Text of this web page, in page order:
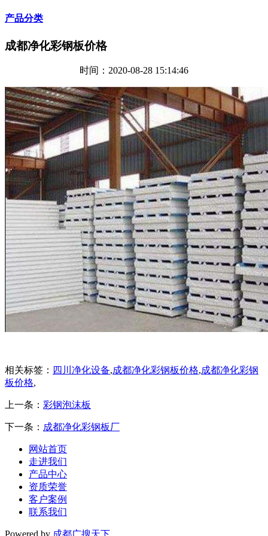
产品分类
成都净化彩钢板价格
时间：2020-08-28 15:14:46
相关标签： 四川净化设备,成都净化彩钢板价格,成都净化彩钢
板价格,
上一条： 彩钢泡沫板
下一条： 成都净化彩钢板厂
网站首页
走进我们
产品中心
资质荣誉
客户案例
联系我们